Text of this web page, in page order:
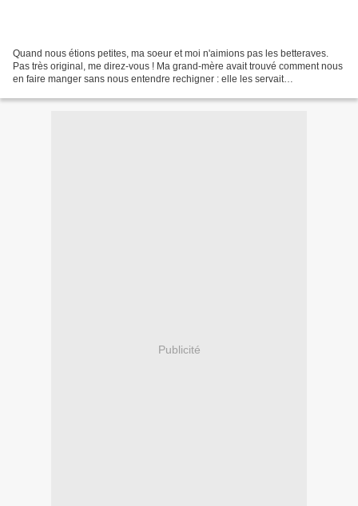
Quand nous étions petites, ma soeur et moi n'aimions pas les betteraves.
Pas très original, me direz-vous ! Ma grand-mère avait trouvé comment nous
en faire manger sans nous entendre rechigner : elle les servait
Publicité